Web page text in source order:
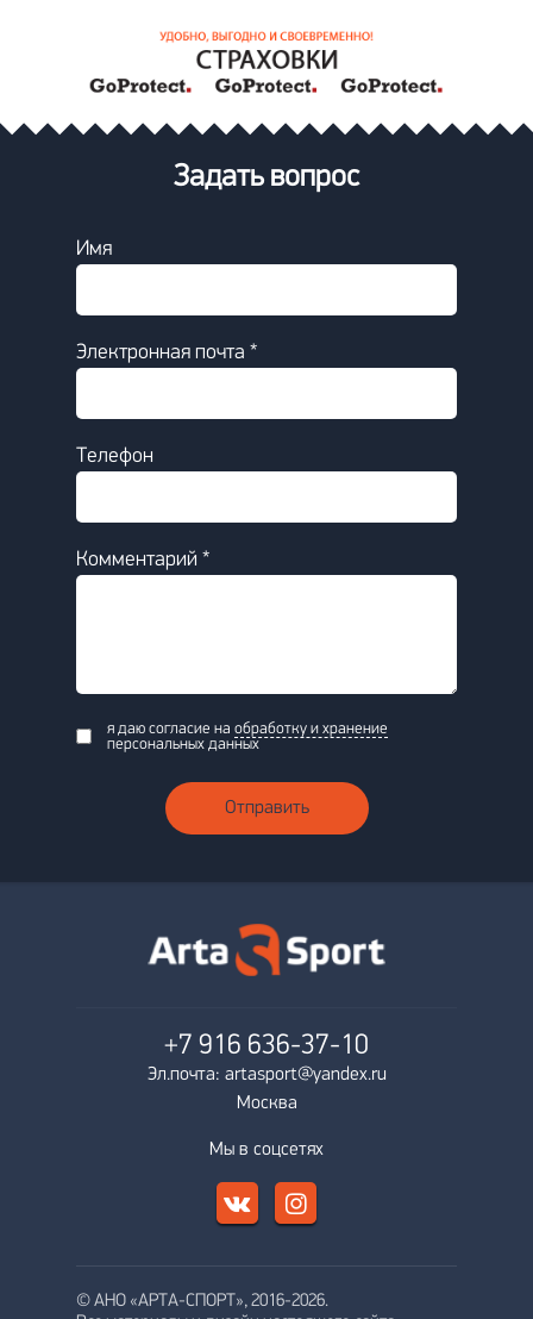
Задать вопрос
Имя
Электронная почта *
Телефон
Комментарий *
я даю согласие на обработку и хранение
персональных данных
Отправить
+7 916 636-37-10
Эл.почта: artasport@yandex.ru
Москва
Мы в соцсетях
© АНО «АРТА-СПОРТ», 2016-2026.